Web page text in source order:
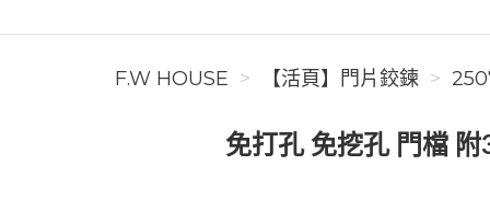
F.W HOUSE 【活頁】門片鉸鍊
免打孔 免挖孔 門檔